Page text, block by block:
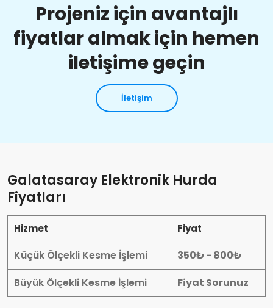
Projeniz için avantajlı
fiyatlar almak için hemen
iletişime geçin
İletişim
Galatasaray Elektronik Hurda
Fiyatları
Hizmet Fiyat
Küçük Ölçekli Kesme İşlemi
350₺ - 800₺
Büyük Ölçekli Kesme İşlemi
Fiyat Sorunuz